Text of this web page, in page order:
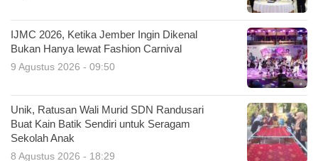
IJMC 2026, Ketika Jember Ingin Dikenal
Bukan Hanya lewat Fashion Carnival
9 Agustus 2026 - 09:50
Unik, Ratusan Wali Murid SDN Randusari
Buat Kain Batik Sendiri untuk Seragam
Sekolah Anak
8 Agustus 2026 - 18:29